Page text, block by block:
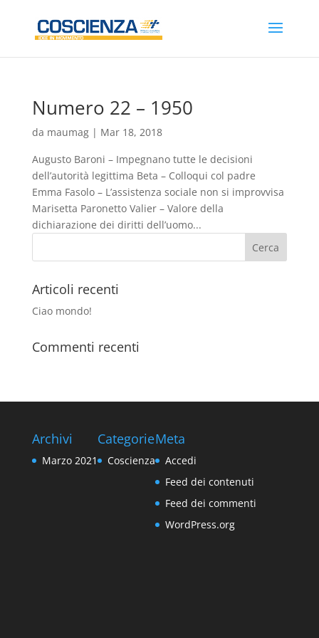
Numero 22 – 1950
da maumag| Mar 18, 2018
Augusto Baroni – Impegnano tutte le decisioni
dell’autorità legittima Beta – Colloqui col padre
Emma Fasolo – L’assistenza sociale non si improvvisa
Marisetta Paronetto Valier – Valore della
dichiarazione dei diritti dell’uomo...
Articoli recenti
Ciao mondo!
Commenti recenti
Archivi
Marzo 2021
Categorie
Coscienza
Meta
Accedi
Feed dei contenuti
Feed dei commenti
WordPress.org